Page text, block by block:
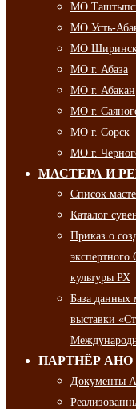
МО
МО Усть-
МО
МО г. Абаза
МО г. Абакан
МО г.
МО г. Сорск
МО г.
МАСТЕРА И
Список
Каталог
Приказ о
культуры РХ
База данных
выставки
ПАРТНЁР АНО
Документы